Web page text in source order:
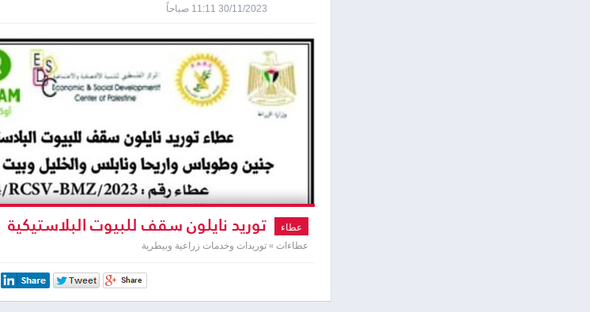
30/11/2023 11:11 صباحاً
عطاء توريد نايلون سقف للبيوت البلاستيكية
عطاءات » توريدات وخدمات زراعية وبيطرية